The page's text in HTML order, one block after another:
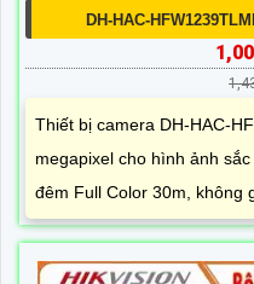
DH-HAC-
Thiết bị camera DH-HAC-
megapixel cho hình ảnh
đêm Full Color 30m, không